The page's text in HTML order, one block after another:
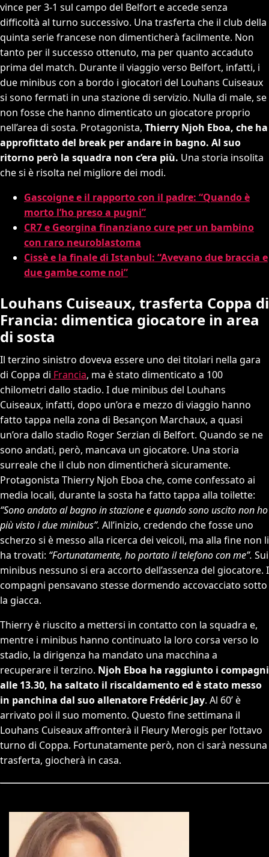
vince per 3-1 sul campo del Belfort e accede senza
difficoltà al turno successivo. Una trasferta che il club della
quinta serie francese non dimenticherà facilmente. Non
tanto per il successo ottenuto, ma per quanto accaduto
prima del match. Durante il viaggio verso Belfort, infatti, i
due minibus con a bordo i giocatori del Louhans Cuiseaux
si sono fermati in una stazione di servizio. Nulla di male, se
non fosse che hanno dimenticato un giocatore proprio
nell’area di sosta. Protagonista, Thierry Njoh Eboa, che ha
approfittato del break per andare in bagno. Al suo
ritorno però la squadra non c’era più. Una storia insolita
che si è risolta nel migliore dei modi.
Gascoigne e il rapporto con il padre: “Quando è
morto l’ho preso a pugni”
CR7 e Georgina finanziano cure per un bambino
con raro neuroblastoma
Cissè e la finale di Istanbul: “Avevano due braccia e
due gambe come noi”
Louhans Cuiseaux, trasferta Coppa di
Francia: dimentica giocatore in area
di sosta
Il terzino sinistro doveva essere uno dei titolari nella gara
di Coppa di Francia, ma è stato dimenticato a 100
chilometri dallo stadio. I due minibus del Louhans
Cuiseaux, infatti, dopo un’ora e mezzo di viaggio hanno
fatto tappa nella zona di Besançon Marchaux, a quasi
un’ora dallo stadio Roger Serzian di Belfort. Quando se ne
sono andati, però, mancava un giocatore. Una storia
surreale che il club non dimenticherà sicuramente.
Protagonista Thierry Njoh Eboa che, come confessato ai
media locali, durante la sosta ha fatto tappa alla toilette:
“Sono andato al bagno in stazione e quando sono uscito non ho
più visto i due minibus”. All’inizio, credendo che fosse uno
scherzo si è messo alla ricerca dei veicoli, ma alla fine non li
ha trovati: “Fortunatamente, ho portato il telefono con me”. Sui
minibus nessuno si era accorto dell’assenza del giocatore. I
compagni pensavano stesse dormendo accovacciato sotto
la giacca.
Thierry è riuscito a mettersi in contatto con la squadra e,
mentre i minibus hanno continuato la loro corsa verso lo
stadio, la dirigenza ha mandato una macchina a
recuperare il terzino. Njoh Eboa ha raggiunto i compagni
alle 13.30, ha saltato il riscaldamento ed è stato messo
in panchina dal suo allenatore Frédéric Jay. Al 60’ è
arrivato poi il suo momento. Questo fine settimana il
Louhans Cuiseaux affronterà il Fleury Merogis per l’ottavo
turno di Coppa. Fortunatamente però, non ci sarà nessuna
trasferta, giocherà in casa.